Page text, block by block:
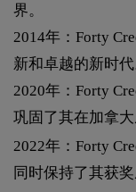
界。
2014年：Forty
新和卓越的新时代
2020年：Forty
巩固了其在加拿大
2022年：Forty
同时保持了其获